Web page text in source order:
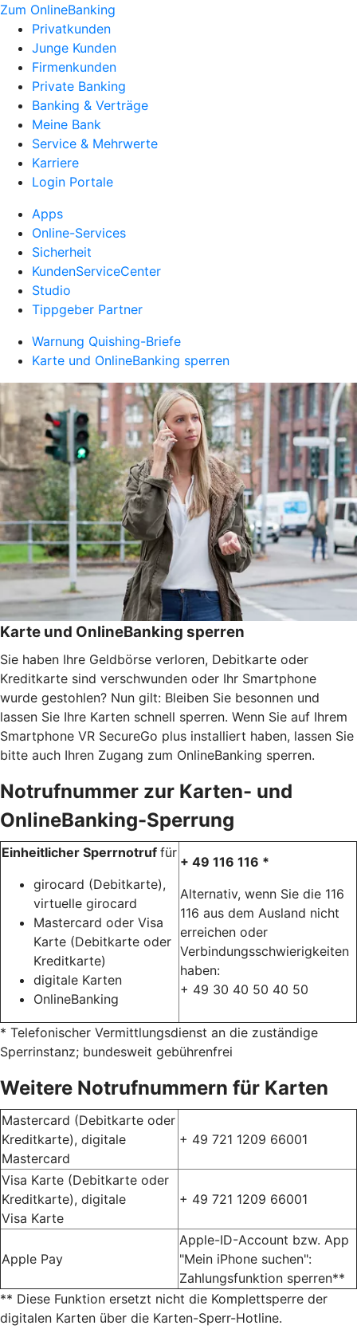
Zum OnlineBanking
Privatkunden
Junge Kunden
Firmenkunden
Private Banking
Banking & Verträge
Meine Bank
Service & Mehrwerte
Karriere
Login Portale
Apps
Online-Services
Sicherheit
KundenServiceCenter
Studio
Tippgeber Partner
Warnung Quishing-Briefe
Karte und OnlineBanking sperren
Karte und OnlineBanking sperren
Sie haben Ihre Geldbörse verloren, Debitkarte oder
Kreditkarte sind verschwunden oder Ihr Smartphone
wurde gestohlen? Nun gilt: Bleiben Sie besonnen und
lassen Sie Ihre Karten schnell sperren. Wenn Sie auf Ihrem
Smartphone VR SecureGo plus installiert haben, lassen Sie
bitte auch Ihren Zugang zum OnlineBanking sperren.
Notrufnummer zur Karten- und
OnlineBanking-Sperrung
Einheitlicher Sperrnotruf für
girocard (Debitkarte),
virtuelle girocard
Mastercard oder Visa
Karte (Debitkarte oder
Kreditkarte)
digitale Karten
OnlineBanking
+ 49 116 116 *
Alternativ, wenn Sie die 116
116 aus dem Ausland nicht
erreichen oder
Verbindungsschwierigkeiten
haben:
+ 49 30 40 50 40 50
* Telefonischer Vermittlungsdienst an die zuständige
Sperrinstanz; bundesweit gebührenfrei
Weitere Notrufnummern für Karten
Mastercard (Debitkarte oder
Kreditkarte), digitale
Mastercard
+ 49 721 1209 66001
Visa Karte (Debitkarte oder
Kreditkarte), digitale
Visa Karte
+ 49 721 1209 66001
Apple Pay
Apple-ID-Account bzw. App
"Mein iPhone suchen":
Zahlungsfunktion sperren**
** Diese Funktion ersetzt nicht die Komplettsperre der
digitalen Karten über die Karten-Sperr-Hotline.